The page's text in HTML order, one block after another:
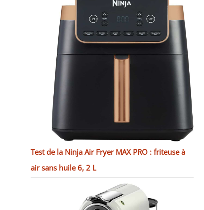
Test de la Ninja Air Fryer MAX PRO : friteuse à
air sans huile 6, 2 L